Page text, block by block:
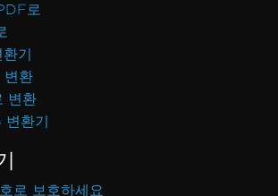
로
기
변환
변환
환기
로 보호하세요